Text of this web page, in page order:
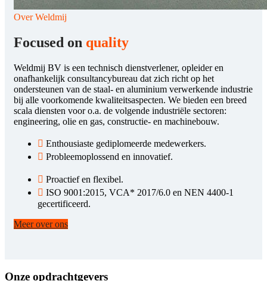
Over Weldmij
Focused on quality
Weldmij BV is een technisch dienstverlener, opleider en
onafhankelijk consultancybureau dat zich richt op het
ondersteunen van de staal- en aluminium verwerkende industrie
bij alle voorkomende kwaliteitsaspecten. We bieden een breed
scala diensten voor o.a. de volgende industriële sectoren:
engineering, olie en gas, constructie- en machinebouw.
Enthousiaste gediplomeerde medewerkers.
Probleemoplossend en innovatief.
Proactief en flexibel.
ISO 9001:2015, VCA* 2017/6.0 en NEN 4400-1
gecertificeerd.
Meer over ons
Onze opdrachtgevers